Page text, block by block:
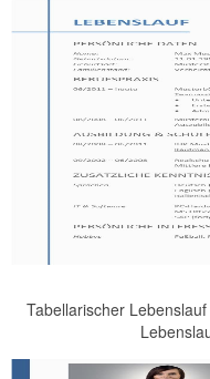
Tabellarischer